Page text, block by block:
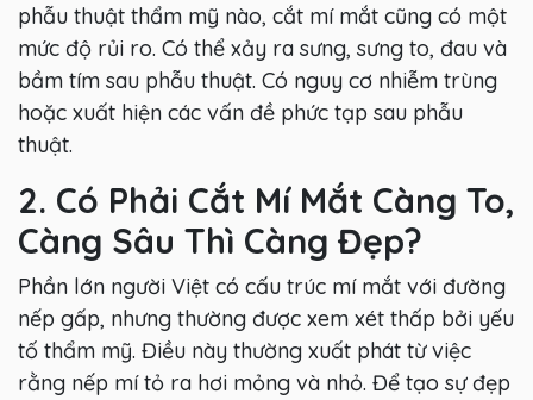
phẫu thuật thẩm mỹ nào, cắt mí mắt cũng có một
mức độ rủi ro. Có thể xảy ra sưng, sưng to, đau và
bầm tím sau phẫu thuật. Có nguy cơ nhiễm trùng
hoặc xuất hiện các vấn đề phức tạp sau phẫu
thuật.
2. Có Phải Cắt Mí Mắt Càng To,
Càng Sâu Thì Càng Đẹp?
Phần lớn người Việt có cấu trúc mí mắt với đường
nếp gấp, nhưng thường được xem xét thấp bởi yếu
tố thẩm mỹ. Điều này thường xuất phát từ việc
rằng nếp mí tỏ ra hơi mỏng và nhỏ. Để tạo sự đẹp